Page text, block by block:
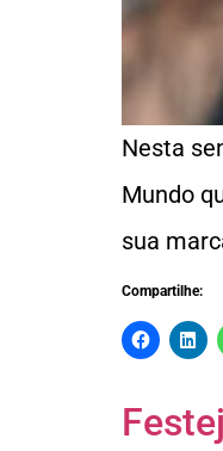
Nesta
Mundo
sua
Compartilhe: